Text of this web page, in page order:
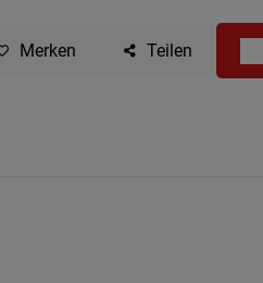
Merken Teilen